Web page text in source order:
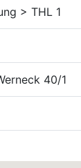
> THL 1
40/1